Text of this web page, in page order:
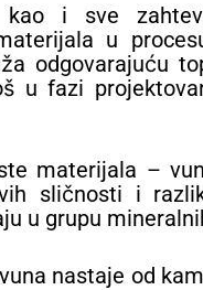
i sve
u
odgovarajuću
u fazi
materijala –
sličnosti i
u grupu
nastaje od